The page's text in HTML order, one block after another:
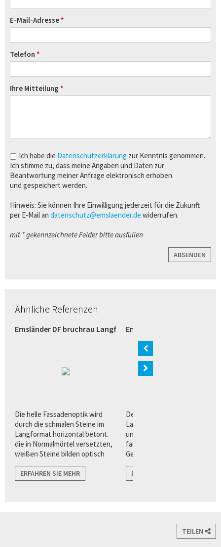
E-Mail-Adresse
Telefon
Ihre Mitteilung
Ich habe die Datenschutzerklärung zur Kenntnis genommen.
Ich stimme zu, dass meine Angaben und Daten zur
Beantwortung meiner Anfrage elektronisch erhoben
und gespeichert werden.
Hinweis: Sie können Ihre Einwilligung jederzeit für die Zukunft
per E-Mail an datenschutz@emslaender.de widerrufen.
mit * gekennzeichnete Felder bitte ausfüllen
ABSENDEN
Ähnliche Referenzen
(Bremen)
Emsländer DF bruchrau Langformat weiß (Verl)
Die helle Fassadenoptik wird
durch die schmalen Steine im
Langformat horizontal betont.
die in Normalmörtel versetzten,
weißen Steine bilden optisch
angrenzenden Flächen wie zu
Fenstern, und Türen.
ERFAHREN SIE MEHR
Emsländer Langformat
Der Quarzverblender im
Langformat bietet Architekten
und Planern eine Vielzahl von
facettenreichen
Gestaltungsvorteilen für eine
Fassadenarchitektur.
ERFAHREN SIE MEHR
TEILEN